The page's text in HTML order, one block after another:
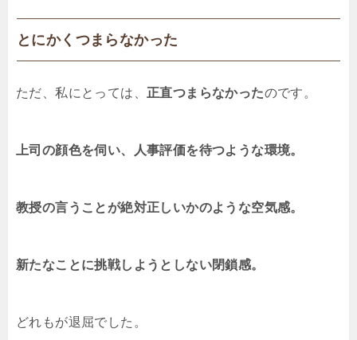
とにかくつまらなかった
ただ、私にとっては、 正直つまらなかったのです。
上司の顔色を伺い、人事評価を待つような環境。
教授の言うことが絶対正しいかのような空気感。
新たなことに挑戦しようとしない閉鎖感。
どれもが退屈でした。